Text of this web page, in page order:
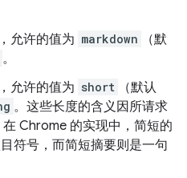
允许的值为 markdown
（默
。
允许的值为 short
（默认
。这些长度的含义因所请求
Chrome 的实现中，简短的
符号，而简短摘要则是一句